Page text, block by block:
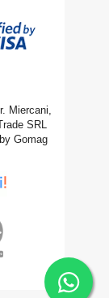
Miercani,
SRL
Gomag